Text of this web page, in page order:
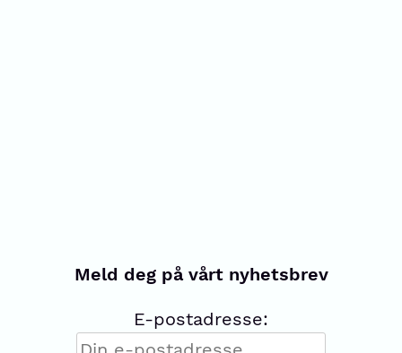
Meld deg på vårt nyhetsbrev
E-postadresse: